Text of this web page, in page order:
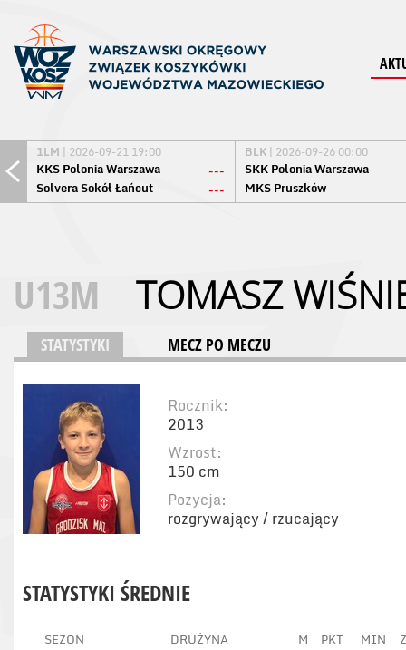
1LM | 2026-09-21 19:00
KKS Polonia Warszawa
---
Solvera Sokół Łańcut
---
BLK | 2026-09-26 00:00
SKK Polonia Warszawa
MKS Pruszków
U13M TOMASZ
STATYSTYKI MECZ PO MECZU
Rocznik:
2013
Wzrost:
150 cm
Pozycja:
rozgrywający / rzucający
STATYSTYKI ŚREDNIE
SEZON DRUŻYNA M PKT MIN